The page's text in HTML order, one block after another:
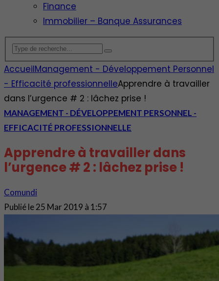
Finance
Immobilier – Banque Assurances
AccueilManagement - Développement Personnel
- Efficacité professionnelleApprendre à travailler
dans l’urgence # 2 : lâchez prise !
MANAGEMENT - DÉVELOPPEMENT PERSONNEL -
EFFICACITÉ PROFESSIONNELLE
Apprendre à travailler dans
l’urgence # 2 : lâchez prise !
Comundi
Publié le25 Mar 2019 à 1:57